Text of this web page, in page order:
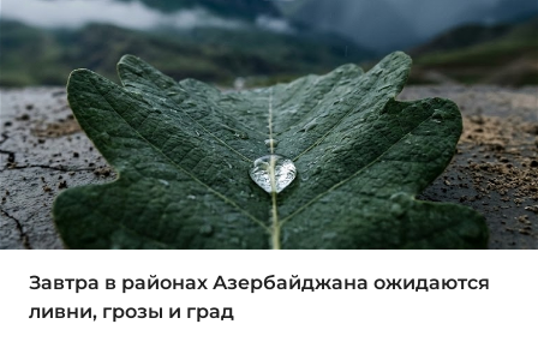
Завтра в районах Азербайджана ожидаются
ливни, грозы и град